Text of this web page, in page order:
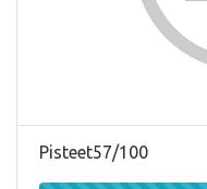
Pisteet57/100